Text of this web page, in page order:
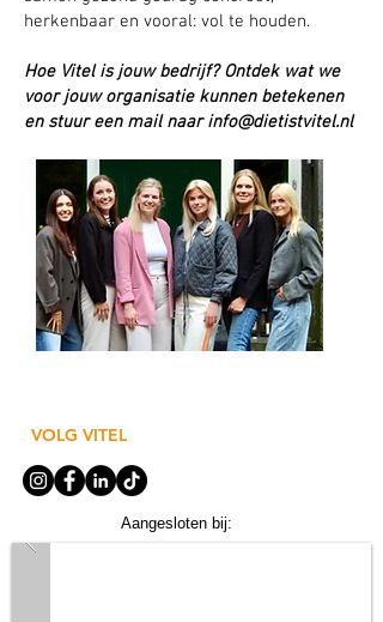
herkenbaar en vooral: vol te houden.
Hoe Vitel is jouw bedrijf? Ontdek wat we
voor jouw organisatie kunnen betekenen
en stuur een mail naarinfo@dietistvitel.nl
VOLG VITEL
Aangesloten bij: